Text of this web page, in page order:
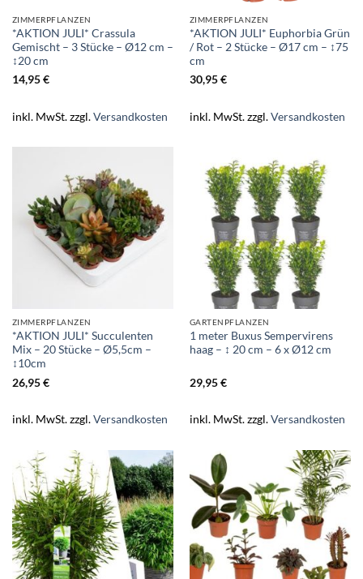
ZIMMERPFLANZEN
*AKTION JULI* Crassula
Gemischt – 3 Stücke – Ø12 cm –
↕20 cm
14,95€
inkl. MwSt.zzgl.Versandkosten
ZIMMERPFLANZEN
*AKTION JULI* Euphorbia Grün
/ Rot – 2 Stücke – Ø17 cm – ↕75
cm
30,95€
inkl. MwSt.zzgl.Versandkosten
ZIMMERPFLANZEN
*AKTION JULI* Succulenten
Mix – 20 Stücke – Ø5,5cm –
↕10cm
26,95€
inkl. MwSt.zzgl.Versandkosten
GARTENPFLANZEN
1 meter Buxus Sempervirens
haag – ↕ 20 cm – 6 x Ø12 cm
29,95€
inkl. MwSt.zzgl.Versandkosten